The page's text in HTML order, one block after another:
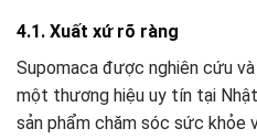
4.1. Xuất xứ rõ ràng
Supomaca được nghiên cứu
một thương hiệu uy tín tại
sản phẩm chăm sóc sức khỏe